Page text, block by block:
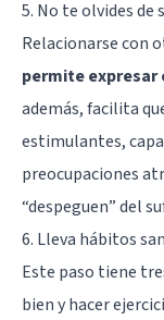
5. No te olvides de
Relacionarse con
permite expresar
además, facilita
estimulantes,
preocupaciones
“despeguen” del
6. Lleva hábitos
Este paso tiene
bien y hacer